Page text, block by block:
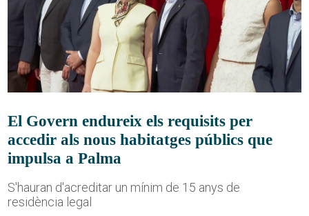
El Govern endureix els requisits per
accedir als nous habitatges públics que
impulsa a Palma
S'hauran d'acreditar un mínim de 15 anys de
residència legal